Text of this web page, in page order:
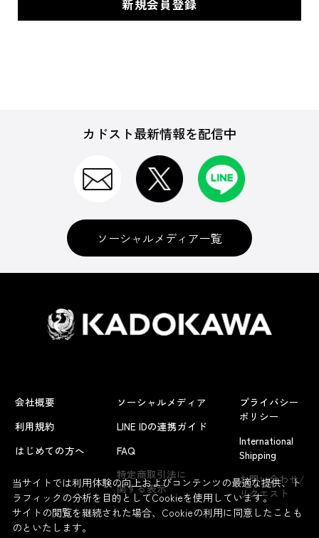
カドスト最新情報を配信中
ソーシャルメディア一覧
会社概要
利用規約
はじめての方へ
ソーシャルメディア
LINE IDの連携ガイド
FAQ
特定商取引法に
関する表示
プライバシー
ポリシー
International
Shipping
お問い合わせ/
リクエスト
当サイトでは利用体験の向上およびコンテンツの最適な提供、ト
ラフィックの分析を目的としてCookieを使用しています。
サイトの閲覧を継続された場合、Cookieの利用に同意したことも
のといたします。